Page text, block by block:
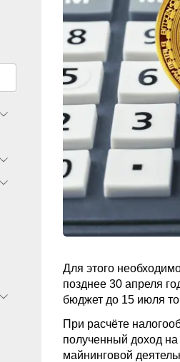
Для этого
позднее 30 апреля
бюджет до 15 июля
При расчёте
полученный доход
майнинговой